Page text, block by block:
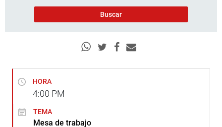
HORA
4:00 PM
TEMA
Mesa de trabajo